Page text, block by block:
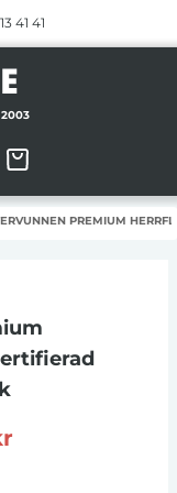
41 41
2003
PREMIUM